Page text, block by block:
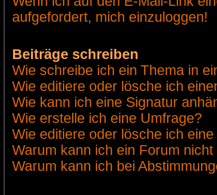
aufgefordert, mich einzuloggen!
Beiträge schreiben
Wie schreibe ich ein Thema in
Wie editiere oder lösche ich
Wie kann ich eine Signatur
Wie erstelle ich eine Umfrage?
Wie editiere oder lösche ich
Warum kann ich ein Forum
Warum kann ich bei